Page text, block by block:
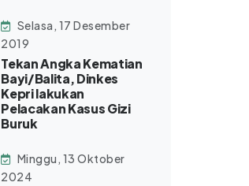
Selasa, 17 Desember
2019
Tekan Angka Kematian
Bayi/Balita, Dinkes
Kepri lakukan
Pelacakan Kasus Gizi
Buruk
Minggu, 13 Oktober
2024